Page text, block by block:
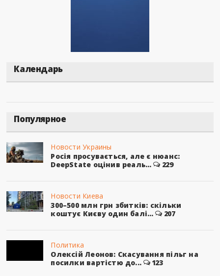
Календарь
Популярное
Новости Украины
Росія просувається, але є нюанс:
DeepState оцінив реаль...
229
Новости Киева
300–500 млн грн збитків: скільки
коштує Києву один балі...
207
Политика
Олексій Леонов: Скасування пільг на
посилки вартістю до...
123